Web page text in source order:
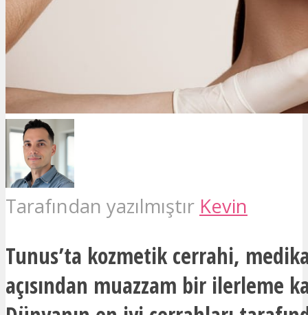
Tarafından yazılmıştır Kevin
Tunus’ta kozmetik cerrahi,
açısından muazzam bir ilerleme